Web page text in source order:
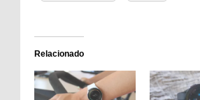
Relacionado